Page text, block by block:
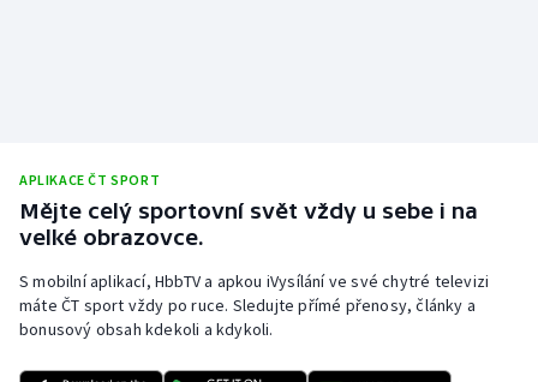
Triatlon
Veslování
Vodní slalom
APLIKACE ČT SPORT
Mějte celý sportovní svět vždy u sebe i na
velké obrazovce.
S mobilní aplikací, HbbTV a apkou iVysílání ve své chytré televizi
máte ČT sport vždy po ruce. Sledujte přímé přenosy, články a
bonusový obsah kdekoli a kdykoli.